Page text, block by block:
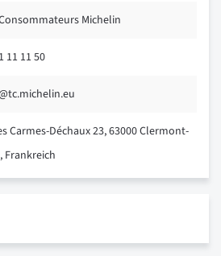
Michelin
11 11 50
Carmes-Déchaux 23, 63000 Clermont-
Frankreich